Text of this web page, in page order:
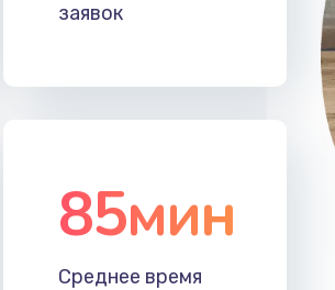
заявок
85мин
Среднее время